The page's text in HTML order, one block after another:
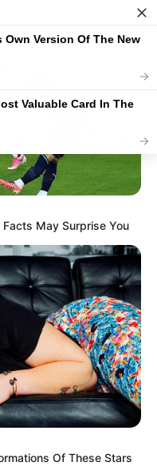
as
Ter
May Surprise You
Of These Stars